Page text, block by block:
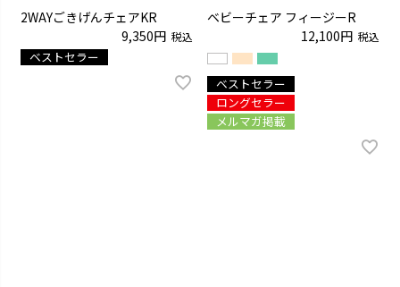
2WAYごきげんチェアKR
9,350
税込
ベストセラー
ベビーチェア フィージーR
12,100
税込
ベストセラー
ロングセラー
メルマガ掲載